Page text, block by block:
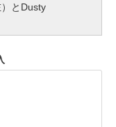
とDusty